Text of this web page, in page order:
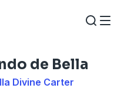
de Bella
Divine Carter